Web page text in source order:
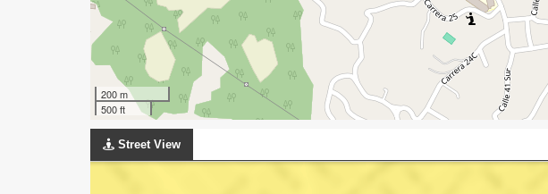
200 m
500 ft
Street View